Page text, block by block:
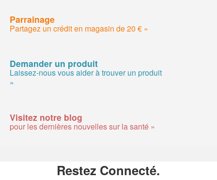
Parrainage
Partagez un crédit en magasin de 20 € »
Demander un produit
Laissez-nous vous aider à trouver un produit
»
Visitez notre blog
pour les dernières nouvelles sur la santé »
Restez Connecté.